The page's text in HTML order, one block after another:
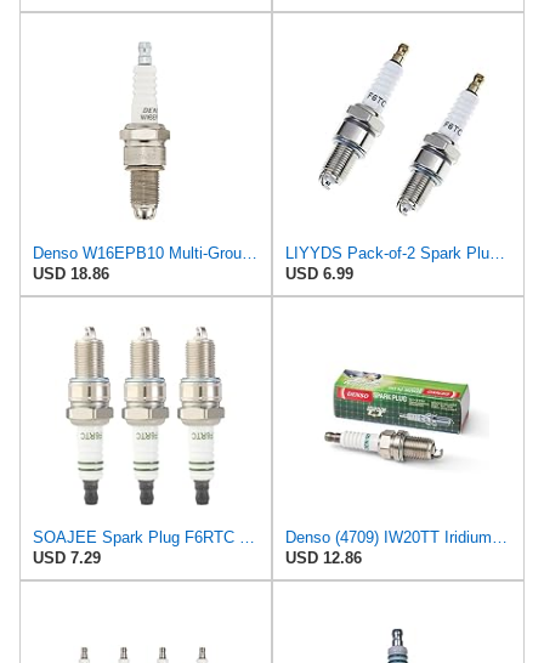
Denso W16EPB10 Multi-Ground Plug, Pack of 1
USD 18.86
USD 6.99
USD 7.29
USD 12.86